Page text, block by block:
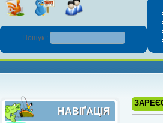
Пошук :
НАВІҐАЦІЯ